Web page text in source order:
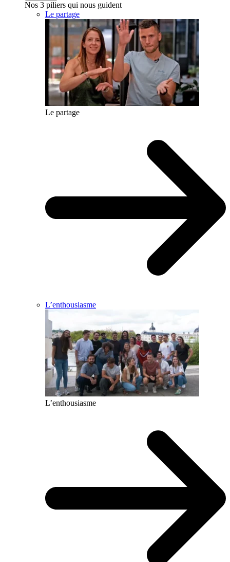
Nos 3 piliers qui nous guident
Le partage
Le partage
L’enthousiasme
L’enthousiasme